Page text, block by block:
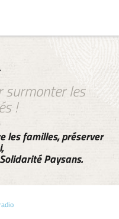
surmonter les
!
les familles, préserver
Paysans.